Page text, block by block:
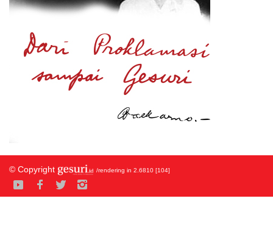
© Copyright /rendering in 2.6810 [104]